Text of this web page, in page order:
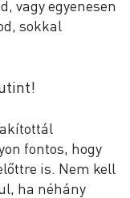
vagy egyenesen
sokkal
fontos, hogy
is. Nem kell
ha néhány